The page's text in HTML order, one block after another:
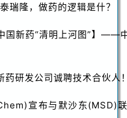
瑞隆，做药的逻辑是什？
国新药“清明上河图”】——
药研发公司诚聘技术合伙人
宣布与默沙东(MSD)